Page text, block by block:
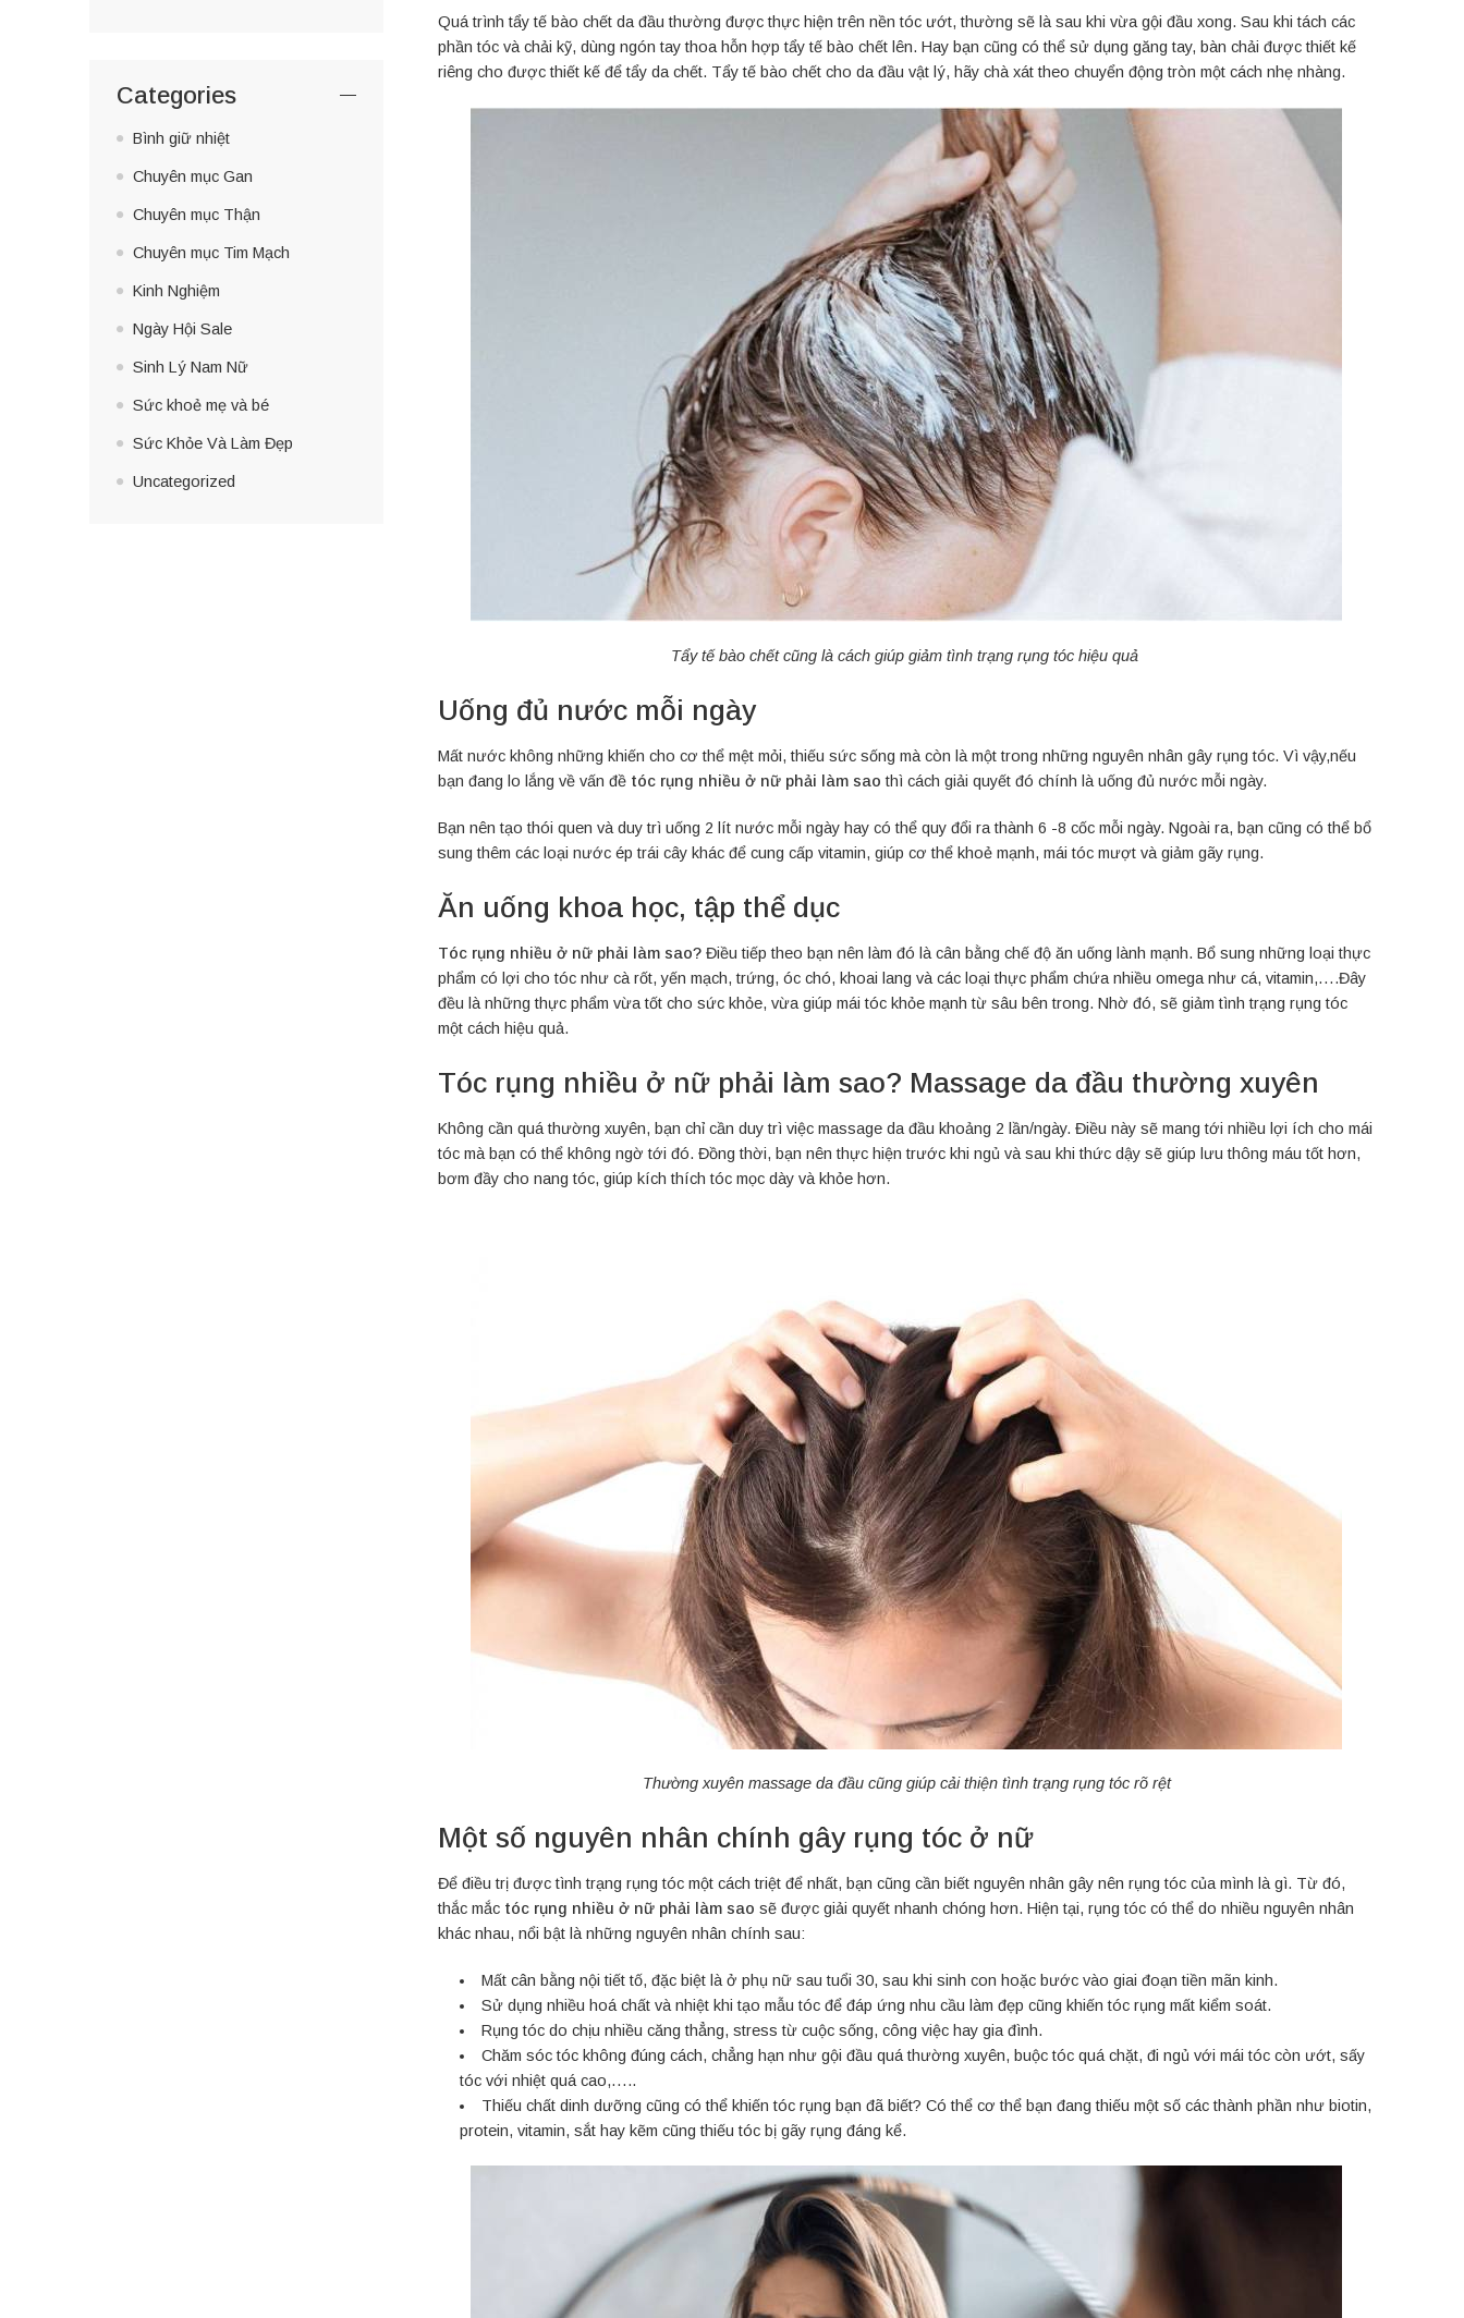
Quá trình tẩy tế bào chết da đầu thường được thực hiện trên nền tóc ướt, thường sẽ là sau khi vừa gội đầu xong. Sau khi tách các
phần tóc và chải kỹ, dùng ngón tay thoa hỗn hợp tẩy tế bào chết lên. Hay bạn cũng có thể sử dụng găng tay, bàn chải được thiết kế
riêng cho được thiết kế để tẩy da chết. Tẩy tế bào chết cho da đầu vật lý, hãy chà xát theo chuyển động tròn một cách nhẹ nhàng.
Tẩy tế bào chết cũng là cách giúp giảm tình trạng rụng tóc hiệu quả
Uống đủ nước mỗi ngày
Mất nước không những khiến cho cơ thể mệt mỏi, thiếu sức sống mà còn là một trong những nguyên nhân gây rụng tóc. Vì vậy,nếu
bạn đang lo lắng về vấn đề tóc rụng nhiều ở nữ phải làm saothì cách giải quyết đó chính là uống đủ nước mỗi ngày.
Bạn nên tạo thói quen và duy trì uống 2 lít nước mỗi ngày hay có thể quy đổi ra thành 6 -8 cốc mỗi ngày. Ngoài ra, bạn cũng có thể bổ
sung thêm các loại nước ép trái cây khác để cung cấp vitamin, giúp cơ thể khoẻ mạnh, mái tóc mượt và giảm gãy rụng.
Ăn uống khoa học, tập thể dục
Tóc rụng nhiều ở nữ phải làm sao? Điều tiếp theo bạn nên làm đó là cân bằng chế độ ăn uống lành mạnh. Bổ sung những loại thực
phẩm có lợi cho tóc như cà rốt, yến mạch, trứng, óc chó, khoai lang và các loại thực phẩm chứa nhiều omega như cá, vitamin,….Đây
đều là những thực phẩm vừa tốt cho sức khỏe, vừa giúp mái tóc khỏe mạnh từ sâu bên trong. Nhờ đó, sẽ giảm tình trạng rụng tóc
một cách hiệu quả.
Tóc rụng nhiều ở nữ phải làm sao? Massage da đầu thường xuyên
Không cần quá thường xuyên, bạn chỉ cần duy trì việc massage da đầu khoảng 2 lần/ngày. Điều này sẽ mang tới nhiều lợi ích cho mái
tóc mà bạn có thể không ngờ tới đó. Đồng thời, bạn nên thực hiện trước khi ngủ và sau khi thức dậy sẽ giúp lưu thông máu tốt hơn,
bơm đầy cho nang tóc, giúp kích thích tóc mọc dày và khỏe hơn.
Thường xuyên massage da đầu cũng giúp cải thiện tình trạng rụng tóc rõ rệt
Một số nguyên nhân chính gây rụng tóc ở nữ
Để điều trị được tình trạng rụng tóc một cách triệt để nhất, bạn cũng cần biết nguyên nhân gây nên rụng tóc của mình là gì. Từ đó,
thắc mắc tóc rụng nhiều ở nữ phải làm sao sẽ được giải quyết nhanh chóng hơn. Hiện tại, rụng tóc có thể do nhiều nguyên nhân
khác nhau, nổi bật là những nguyên nhân chính sau:
Mất cân bằng nội tiết tố, đặc biệt là ở phụ nữ sau tuổi 30, sau khi sinh con hoặc bước vào giai đoạn tiền mãn kinh.
Sử dụng nhiều hoá chất và nhiệt khi tạo mẫu tóc để đáp ứng nhu cầu làm đẹp cũng khiến tóc rụng mất kiểm soát.
Rụng tóc do chịu nhiều căng thẳng, stress từ cuộc sống, công việc hay gia đình.
Chăm sóc tóc không đúng cách, chẳng hạn như gội đầu quá thường xuyên, buộc tóc quá chặt, đi ngủ với mái tóc còn ướt, sấy
tóc với nhiệt quá cao,…..
Thiếu chất dinh dưỡng cũng có thể khiến tóc rụng bạn đã biết? Có thể cơ thể bạn đang thiếu một số các thành phần như biotin,
protein, vitamin, sắt hay kẽm cũng thiếu tóc bị gãy rụng đáng kể.
Categories
Bình giữ nhiệt
Chuyên mục Gan
Chuyên mục Thận
Chuyên mục Tim Mạch
Kinh Nghiệm
Ngày Hội Sale
Sinh Lý Nam Nữ
Sức khoẻ mẹ và bé
Sức Khỏe Và Làm Đẹp
Uncategorized